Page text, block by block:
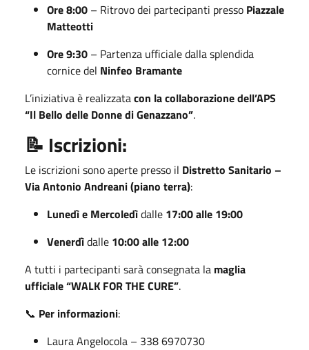
Ore 8:00 – Ritrovo dei partecipanti presso Piazzale
Matteotti
Ore 9:30 – Partenza ufficiale dalla splendida
cornice del Ninfeo Bramante
L’iniziativa è realizzatacon la collaborazione dell’APS
“Il Bello delle Donne di Genazzano”.
📝 Iscrizioni:
Le iscrizioni sono aperte presso il Distretto Sanitario –
Via Antonio Andreani (piano terra):
Lunedì e Mercoledìdalle 17:00 alle 19:00
Venerdìdalle 10:00 alle 12:00
A tutti i partecipanti sarà consegnata la maglia
ufficiale “WALK FOR THE CURE”.
📞 Per informazioni:
Laura Angelocola – 338 6970730